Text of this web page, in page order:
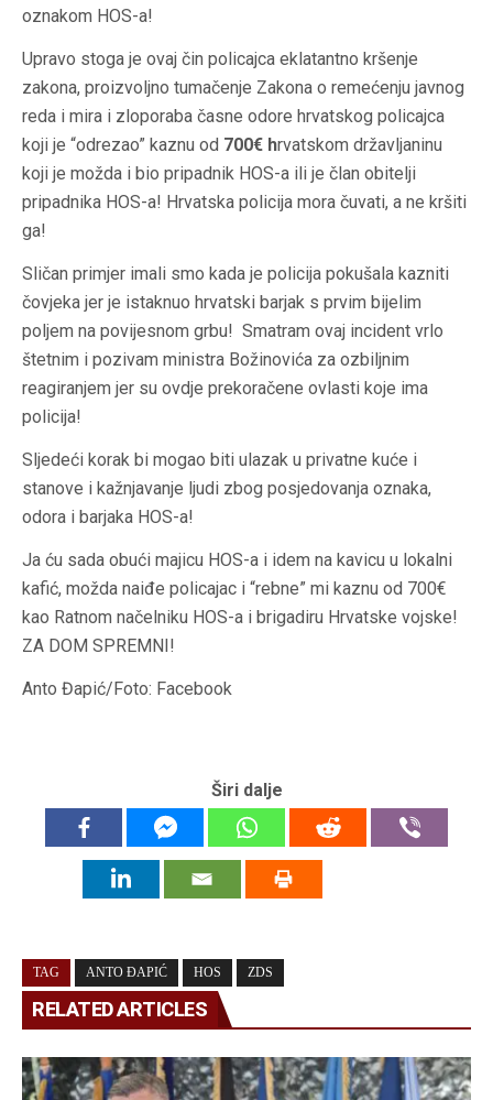
oznakom HOS-a!
Upravo stoga je ovaj čin policajca eklatantno kršenje
zakona, proizvoljno tumačenje Zakona o remećenju javnog
reda i mira i zloporaba časne odore hrvatskog policajca
koji je “odrezao” kaznu od 700€ hrvatskom državljaninu
koji je možda i bio pripadnik HOS-a ili je član obitelji
pripadnika HOS-a! Hrvatska policija mora čuvati, a ne kršiti
ga!
Sličan primjer imali smo kada je policija pokušala kazniti
čovjeka jer je istaknuo hrvatski barjak s prvim bijelim
poljem na povijesnom grbu! Smatram ovaj incident vrlo
štetnim i pozivam ministra Božinovića za ozbiljnim
reagiranjem jer su ovdje prekoračene ovlasti koje ima
policija!
Sljedeći korak bi mogao biti ulazak u privatne kuće i
stanove i kažnjavanje ljudi zbog posjedovanja oznaka,
odora i barjaka HOS-a!
Ja ću sada obući majicu HOS-a i idem na kavicu u lokalni
kafić, možda naiđe policajac i “rebne” mi kaznu od 700€
kao Ratnom načelniku HOS-a i brigadiru Hrvatske vojske!
ZA DOM SPREMNI!
Anto Đapić/Foto: Facebook
Širi dalje
TAG ANTO ĐAPIĆ HOS ZDS
RELATED ARTICLES